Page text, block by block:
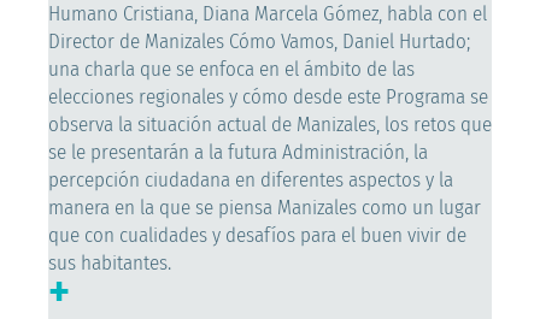
Humano Cristiana, Diana Marcela Gómez, habla con el
Director de Manizales Cómo Vamos, Daniel Hurtado;
una charla que se enfoca en el ámbito de las
elecciones regionales y cómo desde este Programa se
observa la situación actual de Manizales, los retos que
se le presentarán a la futura Administración, la
percepción ciudadana en diferentes aspectos y la
manera en la que se piensa Manizales como un lugar
que con cualidades y desafíos para el buen vivir de
sus habitantes.
+